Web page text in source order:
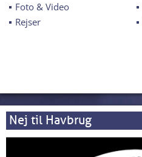
Foto & Video
Rejser
Nej til Havbrug